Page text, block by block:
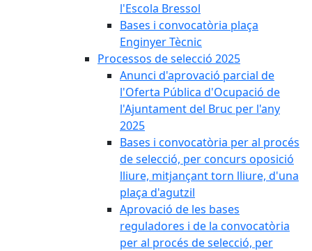
l'Escola Bressol
Bases i convocatòria plaça
Enginyer Tècnic
Processos de selecció 2025
Anunci d'aprovació parcial de
l'Oferta Pública d'Ocupació de
l'Ajuntament del Bruc per l'any
2025
Bases i convocatòria per al procés
de selecció, per concurs oposició
lliure, mitjançant torn lliure, d'una
plaça d'agutzil
Aprovació de les bases
reguladores i de la convocatòria
per al procés de selecció, per